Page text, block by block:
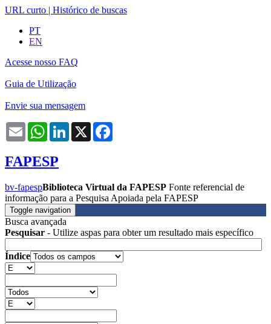
URL curto | Histórico de buscas
PT
EN
Acesse nosso FAQ
Guia de Utilização
Envie sua mensagem
Email WhatsAppLinkedIn
X
FAPESP
bv-fapespBiblioteca Virtual da FAPESP Fonte referencial de
informação para a Pesquisa Apoiada pela FAPESP
Toggle navigation
Busca avançada
Pesquisar - Utilize aspas para obter um resultado mais específico
Índice